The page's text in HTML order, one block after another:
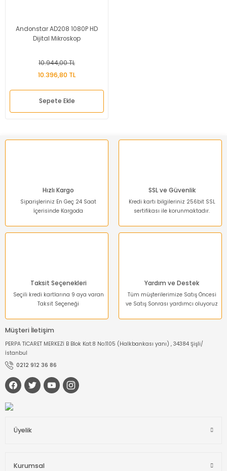
Andonstar AD208 1080P HD
Dijital Mikroskop
10.944,00 TL
10.396,80 TL
Sepete Ekle
Hızlı Kargo
Siparişleriniz En Geç 24 Saat
İçerisinde Kargoda
SSL ve Güvenlik
Kredi kartı bilgileriniz 256bit SSL
sertifikası ile korunmaktadır.
Taksit Seçenekleri
Seçili kredi kartlarına 9 aya varan
Taksit Seçeneği
Yardım ve Destek
Tüm müşterilerimize Satış Öncesi
ve Satış Sonrası yardımcı oluyoruz
Müşteri İletişim
PERPA TİCARET MERKEZİ B Blok Kat:8 No:1105 (Halkbankası yanı) , 34384 Şişli/
İstanbul
0212 912 36 86
Üyelik
Kurumsal